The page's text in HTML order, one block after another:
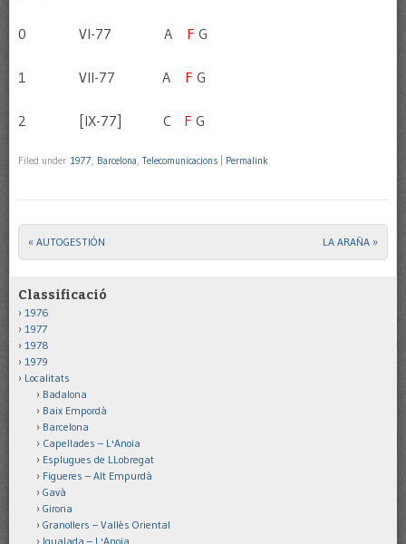
0 VI-77 A F G
1 VII-77 A F G
2 [IX-77] C F G
Filed under 1977, Barcelona, Telecomunicacions Permalink
Post navigation
« AUTOGESTIÓN LA ARAÑA »
Classificació
1976
1977
1978
1979
Localitats
Badalona
Baix Empordà
Barcelona
Capellades – L'Anoia
Esplugues de LLobregat
Figueres – Alt Empurdà
Gavà
Girona
Granollers – Vallès Oriental
Igualada – L'Anoia